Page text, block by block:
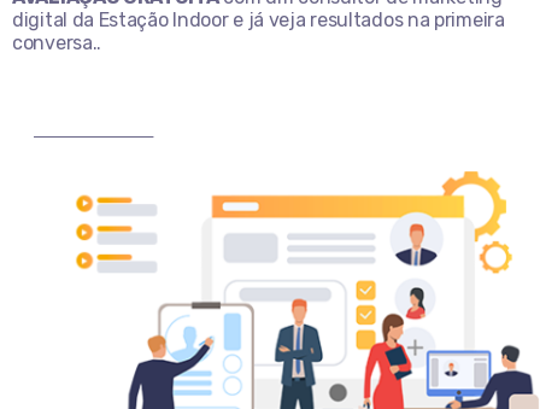
digital da Estação Indoor e já veja resultados na primeira
conversa..